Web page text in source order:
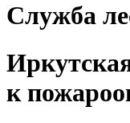
Служба
к